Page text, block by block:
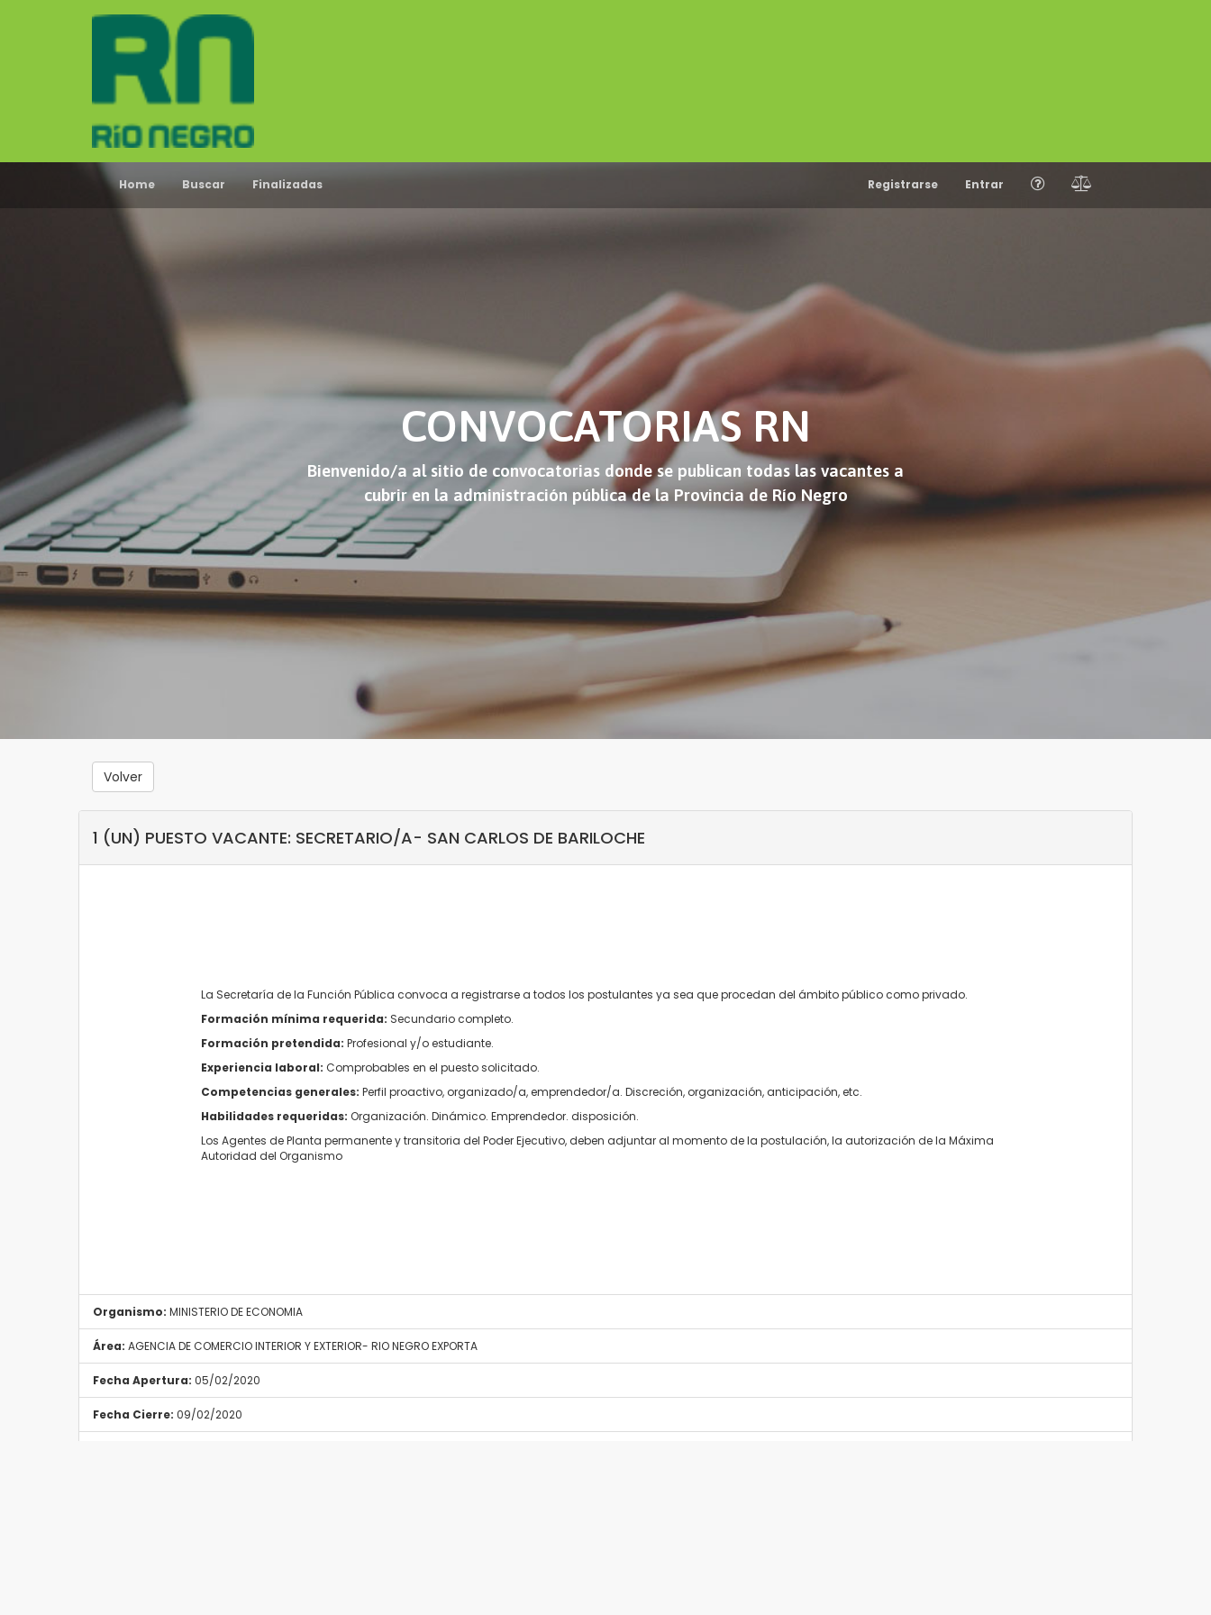
Home Buscar Finalizadas Registrarse Entrar
CONVOCATORIAS RN
Bienvenido/a al sitio de convocatorias donde se publican todas las vacantes a
cubrir en la administración pública de la Provincia de Río Negro
Volver
1 (UN) PUESTO VACANTE: SECRETARIO/A- SAN CARLOS DE BARILOCHE
La Secretaría de la Función Pública convoca a registrarse a todos los postulantes ya sea que procedan del ámbito público como privado.
Formación mínima requerida: Secundario completo.
Formación pretendida: Profesional y/o estudiante.
Experiencia laboral: Comprobables en el puesto solicitado.
Competencias generales: Perfil proactivo, organizado/a, emprendedor/a. Discreción, organización, anticipación, etc.
Habilidades requeridas: Organización. Dinámico. Emprendedor. disposición.
Los Agentes de Planta permanente y transitoria del Poder Ejecutivo, deben adjuntar al momento de la postulación, la autorización de la Máxima
Autoridad del Organismo
Organismo: MINISTERIO DE ECONOMIA
Área: AGENCIA DE COMERCIO INTERIOR Y EXTERIOR- RIO NEGRO EXPORTA
Fecha Apertura: 05/02/2020
Fecha Cierre: 09/02/2020